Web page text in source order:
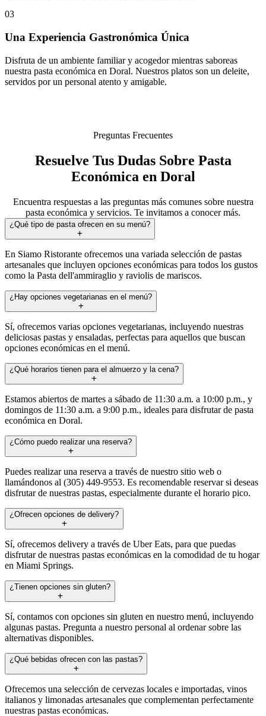
03
Una Experiencia Gastronómica Única
Disfruta de un ambiente familiar y acogedor mientras saboreas
nuestra pasta económica en Doral. Nuestros platos son un deleite,
servidos por un personal atento y amigable.
Preguntas Frecuentes
Resuelve Tus Dudas Sobre Pasta
Económica en Doral
Encuentra respuestas a las preguntas más comunes sobre nuestra
pasta económica y servicios. Te invitamos a conocer más.
¿Qué tipo de pasta ofrecen en su menú?
En Siamo Ristorante ofrecemos una variada selección de pastas
artesanales que incluyen opciones económicas para todos los gustos
como la Pasta dell'ammiraglio y raviolis de mariscos.
¿Hay opciones vegetarianas en el menú?
Sí, ofrecemos varias opciones vegetarianas, incluyendo nuestras
deliciosas pastas y ensaladas, perfectas para aquellos que buscan
opciones económicas en el menú.
¿Qué horarios tienen para el almuerzo y la cena?
Estamos abiertos de martes a sábado de 11:30 a.m. a 10:00 p.m., y
domingos de 11:30 a.m. a 9:00 p.m., ideales para disfrutar de pasta
económica en Doral.
¿Cómo puedo realizar una reserva?
Puedes realizar una reserva a través de nuestro sitio web o
llamándonos al (305) 449-9553. Es recomendable reservar si deseas
disfrutar de nuestras pastas, especialmente durante el horario pico.
¿Ofrecen opciones de delivery?
Sí, ofrecemos delivery a través de Uber Eats, para que puedas
disfrutar de nuestras pastas económicas en la comodidad de tu hogar
en Miami Springs.
¿Tienen opciones sin gluten?
Sí, contamos con opciones sin gluten en nuestro menú, incluyendo
algunas pastas. Pregunta a nuestro personal al ordenar sobre las
alternativas disponibles.
¿Qué bebidas ofrecen con las pastas?
Ofrecemos una selección de cervezas locales e importadas, vinos
italianos y limonadas artesanales que complementan perfectamente
nuestras pastas económicas.